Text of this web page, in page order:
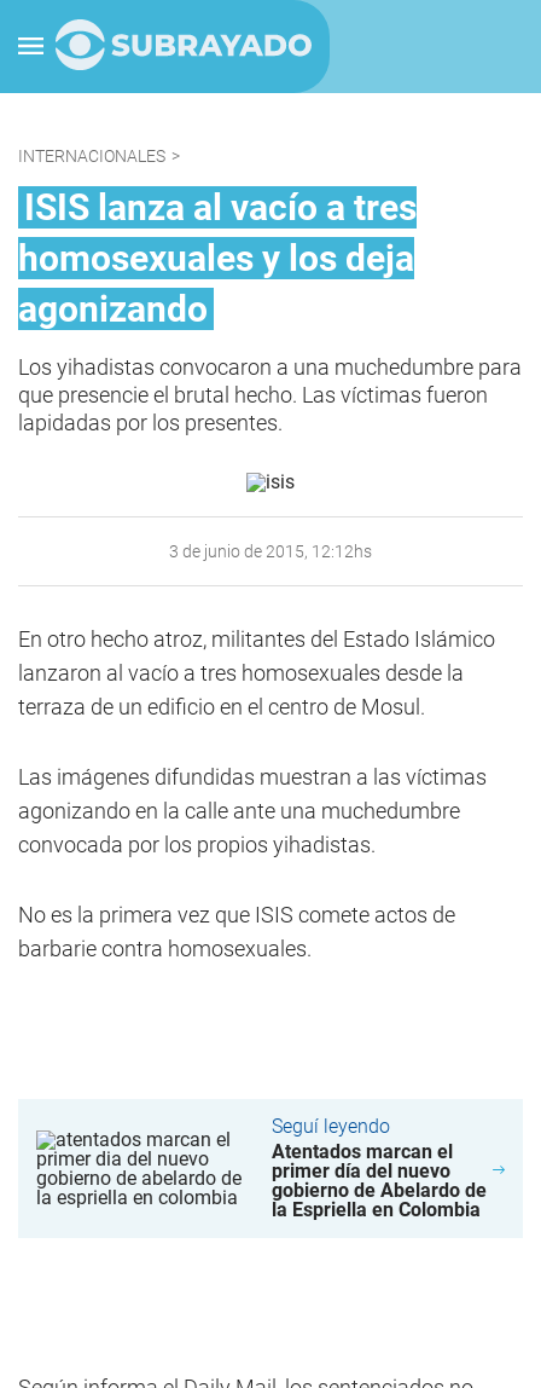
INTERNACIONALES >
ISIS lanza al vacío a tres
homosexuales y los deja
agonizando
Los yihadistas convocaron a una muchedumbre para
que presencie el brutal hecho. Las víctimas fueron
lapidadas por los presentes.
3 de junio de 2015, 12:12hs
En otro hecho atroz, militantes del Estado Islámico
lanzaron al vacío a tres homosexuales desde la
terraza de un edificio en el centro de Mosul.
Las imágenes difundidas muestran a las víctimas
agonizando en la calle ante una muchedumbre
convocada por los propios yihadistas.
No es la primera vez que ISIS comete actos de
barbarie contra homosexuales.
Seguí leyendo
Atentados marcan el
primer día del nuevo
gobierno de Abelardo de
la Espriella en Colombia